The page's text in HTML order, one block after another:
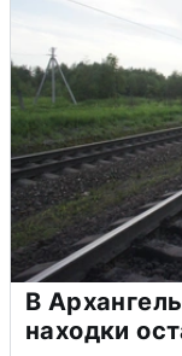
В
находки